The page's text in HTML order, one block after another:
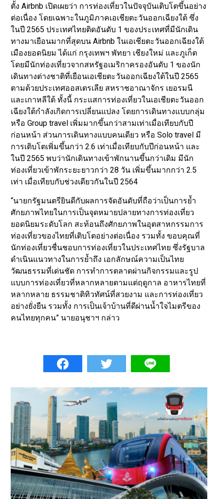
ตั้ง Airbnb เปิดเผยว่า การท่องเที่ยวในปัจจุบันเติบโตขึ้นอย่าง
ต่อเนื่อง โดยเฉพาะในภูมิภาคเอเชียตะวันออกเฉียงใต้ ซึ่ง
ในปี 2565 ประเทศไทยติดอันดับ 1 ของประเทศที่มีนักเดิน
ทางมาเยือนมากที่สุดบน Airbnb ในเอเชียตะวันออกเฉียงใต้
เมืองยอดนิยม ได้แก่ กรุงเทพฯ พัทยา เชียงใหม่ และภูเก็ต
โดยมีนักท่องเที่ยวจากสหรัฐอเมริกาครองอันดับ 1 ของนัก
เดินทางต่างชาติที่เยือนเอเชียตะวันออกเฉียงใต้ในปี 2565
ตามด้วยประเทศออสเตรเลีย สหราชอาณาจักร เยอรมนี
และเกาหลีใต้ ทั้งนี้ กระแสการท่องเที่ยวในเอเชียตะวันออก
เฉียงใต้กำลังเกิดการเปลี่ยนแปลง โดยการเดินทางแบบกลุ่ม
หรือ Group travel เพิ่มมากขึ้นกว่าสามเท่าเมื่อเทียบกับปี
ก่อนหน้า ส่วนการเดินทางแบบคนเดียว หรือ Solo travel มี
การเติบโตเพิ่มขึ้นกว่า 2.6 เท่าเมื่อเทียบกับปีก่อนหน้า และ
ในปี 2565 พบว่านักเดินทางเข้าพักนานขึ้นกว่าเดิม มีนัก
ท่องเที่ยวเข้าพักระยะยาวกว่า 28 วัน เพิ่มขึ้นมากกว่า 2.5
เท่า เมื่อเทียบกับช่วงเดียวกันในปี 2564
“นายกรัฐมนตรียินดีกับผลการจัดอันดับที่ถือว่าเป็นการย้ำ
ศักยภาพไทยในการเป็นจุดหมายปลายทางการท่องเที่ยว
ยอดนิยมระดับโลก สะท้อนถึงศักยภาพในอุตสาหกรรมการ
ท่องเที่ยวของไทยที่เติบโตอย่างต่อเนื่อง รวมทั้ง ขอบคุณที่
นักท่องเที่ยวชื่นชอบการท่องเที่ยวในประเทศไทย ซึ่งรัฐบาล
ดำเนินแนวทางในการย้ำถึง เอกลักษณ์ความเป็นไทย
วัฒนธรรมที่เด่นชัด การทำการตลาดผ่านกิจกรรมและรูป
แบบการท่องเที่ยวที่หลากหลายตามแต่ฤดูกาล อาหารไทยที่
หลากหลาย ธรรมชาติทิวทัศน์ที่สวยงาม และการท่องเที่ยว
อย่างยั่งยืน รวมทั้ง การเป็นเจ้าบ้านที่ดีผ่านน้ำใจไมตรีของ
คนไทยทุกคน” นายอนุชาฯ กล่าว